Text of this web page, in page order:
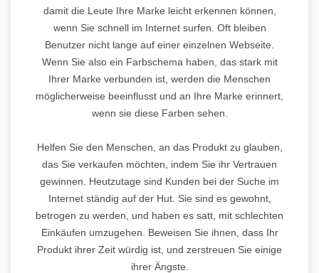
damit die Leute Ihre Marke leicht erkennen können,
wenn Sie schnell im Internet surfen. Oft bleiben
Benutzer nicht lange auf einer einzelnen Webseite.
Wenn Sie also ein Farbschema haben, das stark mit
Ihrer Marke verbunden ist, werden die Menschen
möglicherweise beeinflusst und an Ihre Marke erinnert,
wenn sie diese Farben sehen.
Helfen Sie den Menschen, an das Produkt zu glauben,
das Sie verkaufen möchten, indem Sie ihr Vertrauen
gewinnen. Heutzutage sind Kunden bei der Suche im
Internet ständig auf der Hut. Sie sind es gewohnt,
betrogen zu werden, und haben es satt, mit schlechten
Einkäufen umzugehen. Beweisen Sie ihnen, dass Ihr
Produkt ihrer Zeit würdig ist, und zerstreuen Sie einige
ihrer Ängste.